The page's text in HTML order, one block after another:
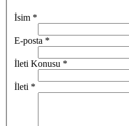
İsim *
E-posta *
İleti Konusu *
İleti *